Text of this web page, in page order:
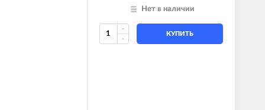
Нет в наличии
КУПИТЬ